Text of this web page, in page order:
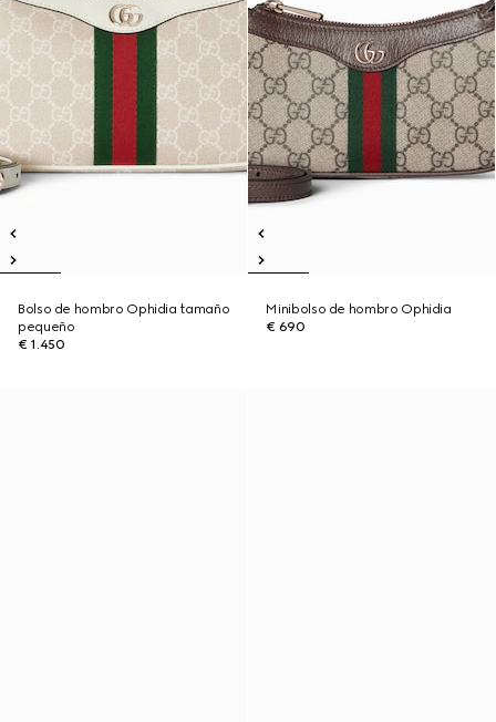
Bolso de hombro Ophidia tamaño
pequeño
€ 1.450
Minibolso de hombro Ophidia
€ 690